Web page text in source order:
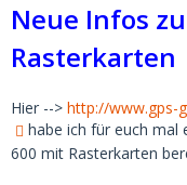
Neue Infos
Rasterkarten
Hier --> http://www.gps-
habe ich für euch mal
600 mit Rasterkarten